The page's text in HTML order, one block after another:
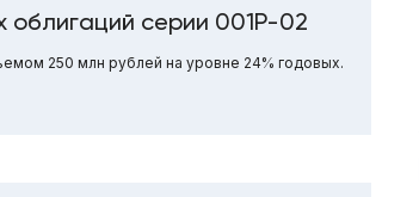
облигаций серии 001Р-02
250 млн рублей на уровне 24% годовых.